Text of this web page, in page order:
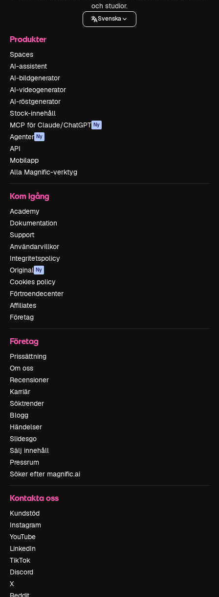
och studior.
Svenska
Produkter
Spaces
AI-assistent
AI-bildgenerator
AI-videogenerator
AI-röstgenerator
Stock-innehåll
MCP för Claude/ChatGPT Ny
Agenter Ny
API
Mobilapp
Alla Magnific-verktyg
Kom igång
Academy
Dokumentation
Support
Användarvillkor
Integritetspolicy
Original Ny
Cookies policy
Förtroendecenter
Affiliates
Företag
Företag
Prissättning
Om oss
Recensioner
Karriär
Söktrender
Blogg
Händelser
Slidesgo
Sälj innehåll
Pressrum
Söker efter magnific.ai
Kontakta oss
Kundstöd
Instagram
YouTube
LinkedIn
TikTok
Discord
X